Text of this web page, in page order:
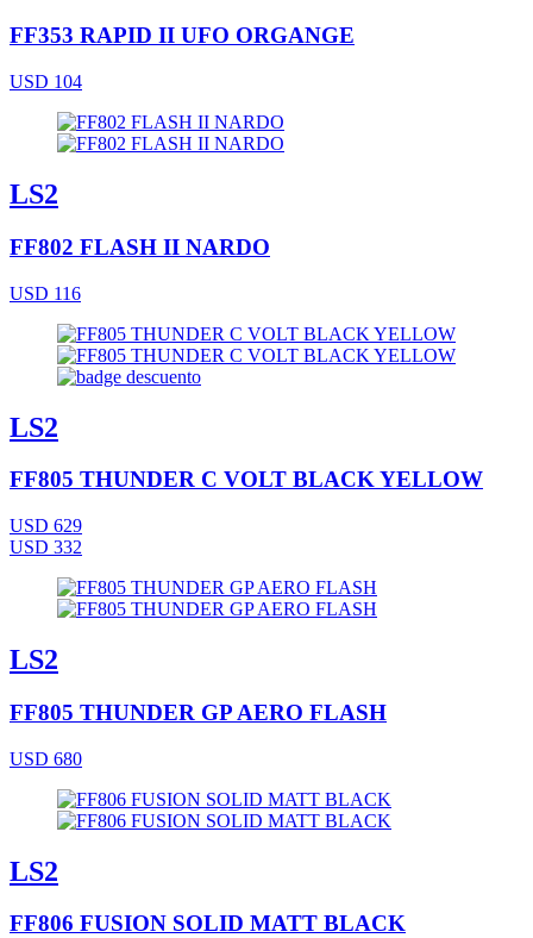
FF353 RAPID II UFO ORGANGE
USD 104
LS2
FF802 FLASH II NARDO
USD 116
LS2
FF805 THUNDER C VOLT BLACK YELLOW
USD 629
USD 332
LS2
FF805 THUNDER GP AERO FLASH
USD 680
LS2
FF806 FUSION SOLID MATT BLACK